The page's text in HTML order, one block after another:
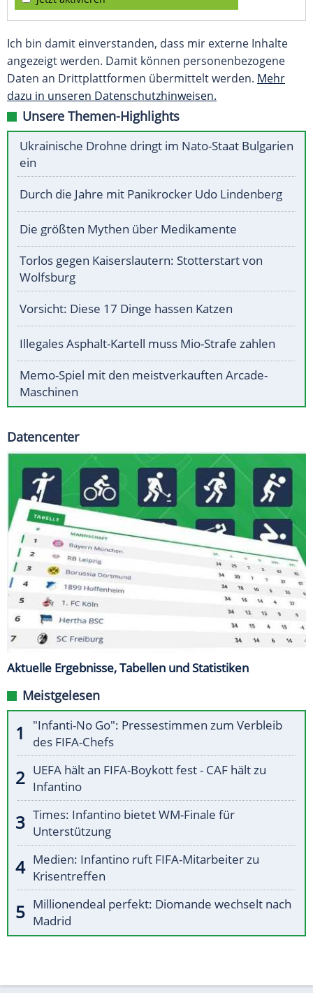
Ich bin damit einverstanden, dass mir externe Inhalte
angezeigt werden. Damit können personenbezogene
Daten an Drittplattformen übermittelt werden. Mehr
dazu in unseren Datenschutzhinweisen.
Unsere Themen-Highlights
Ukrainische Drohne dringt im Nato-Staat Bulgarien
ein
Durch die Jahre mit Panikrocker Udo Lindenberg
Die größten Mythen über Medikamente
Torlos gegen Kaiserslautern: Stotterstart von
Wolfsburg
Vorsicht: Diese 17 Dinge hassen Katzen
Illegales Asphalt-Kartell muss Mio-Strafe zahlen
Memo-Spiel mit den meistverkauften Arcade-
Maschinen
Datencenter
Aktuelle Ergebnisse, Tabellen und Statistiken
Meistgelesen
"Infanti-No Go": Pressestimmen zum Verbleib
des FIFA-Chefs
UEFA hält an FIFA-Boykott fest - CAF hält zu
Infantino
Times: Infantino bietet WM-Finale für
Unterstützung
Medien: Infantino ruft FIFA-Mitarbeiter zu
Krisentreffen
Millionendeal perfekt: Diomande wechselt nach
Madrid